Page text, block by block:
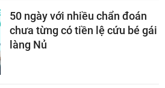
50 ngày với nhiều chẩn đoán
chưa từng có tiền lệ cứu bé gái
làng Nủ